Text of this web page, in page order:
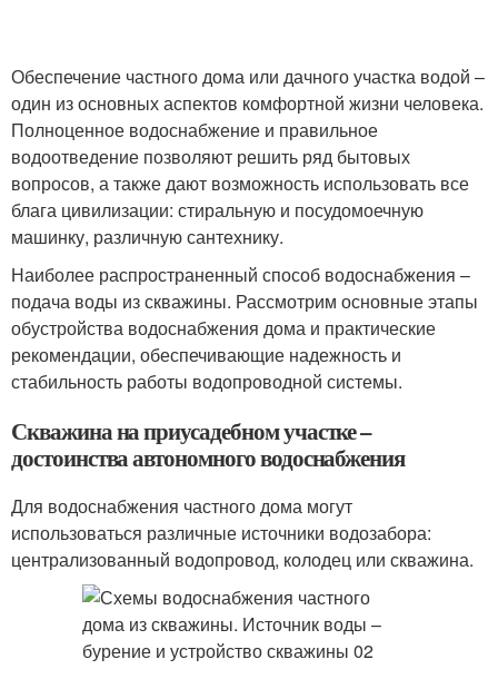
Обеспечение частного дома или дачного участка водой –
один из основных аспектов комфортной жизни человека.
Полноценное водоснабжение и правильное
водоотведение позволяют решить ряд бытовых
вопросов, а также дают возможность использовать все
блага цивилизации: стиральную и посудомоечную
машинку, различную сантехнику.
Наиболее распространенный способ водоснабжения –
подача воды из скважины. Рассмотрим основные этапы
обустройства водоснабжения дома и практические
рекомендации, обеспечивающие надежность и
стабильность работы водопроводной системы.
Скважина на приусадебном участке –
достоинства автономного водоснабжения
Для водоснабжения частного дома могут
использоваться различные источники водозабора:
централизованный водопровод, колодец или скважина.